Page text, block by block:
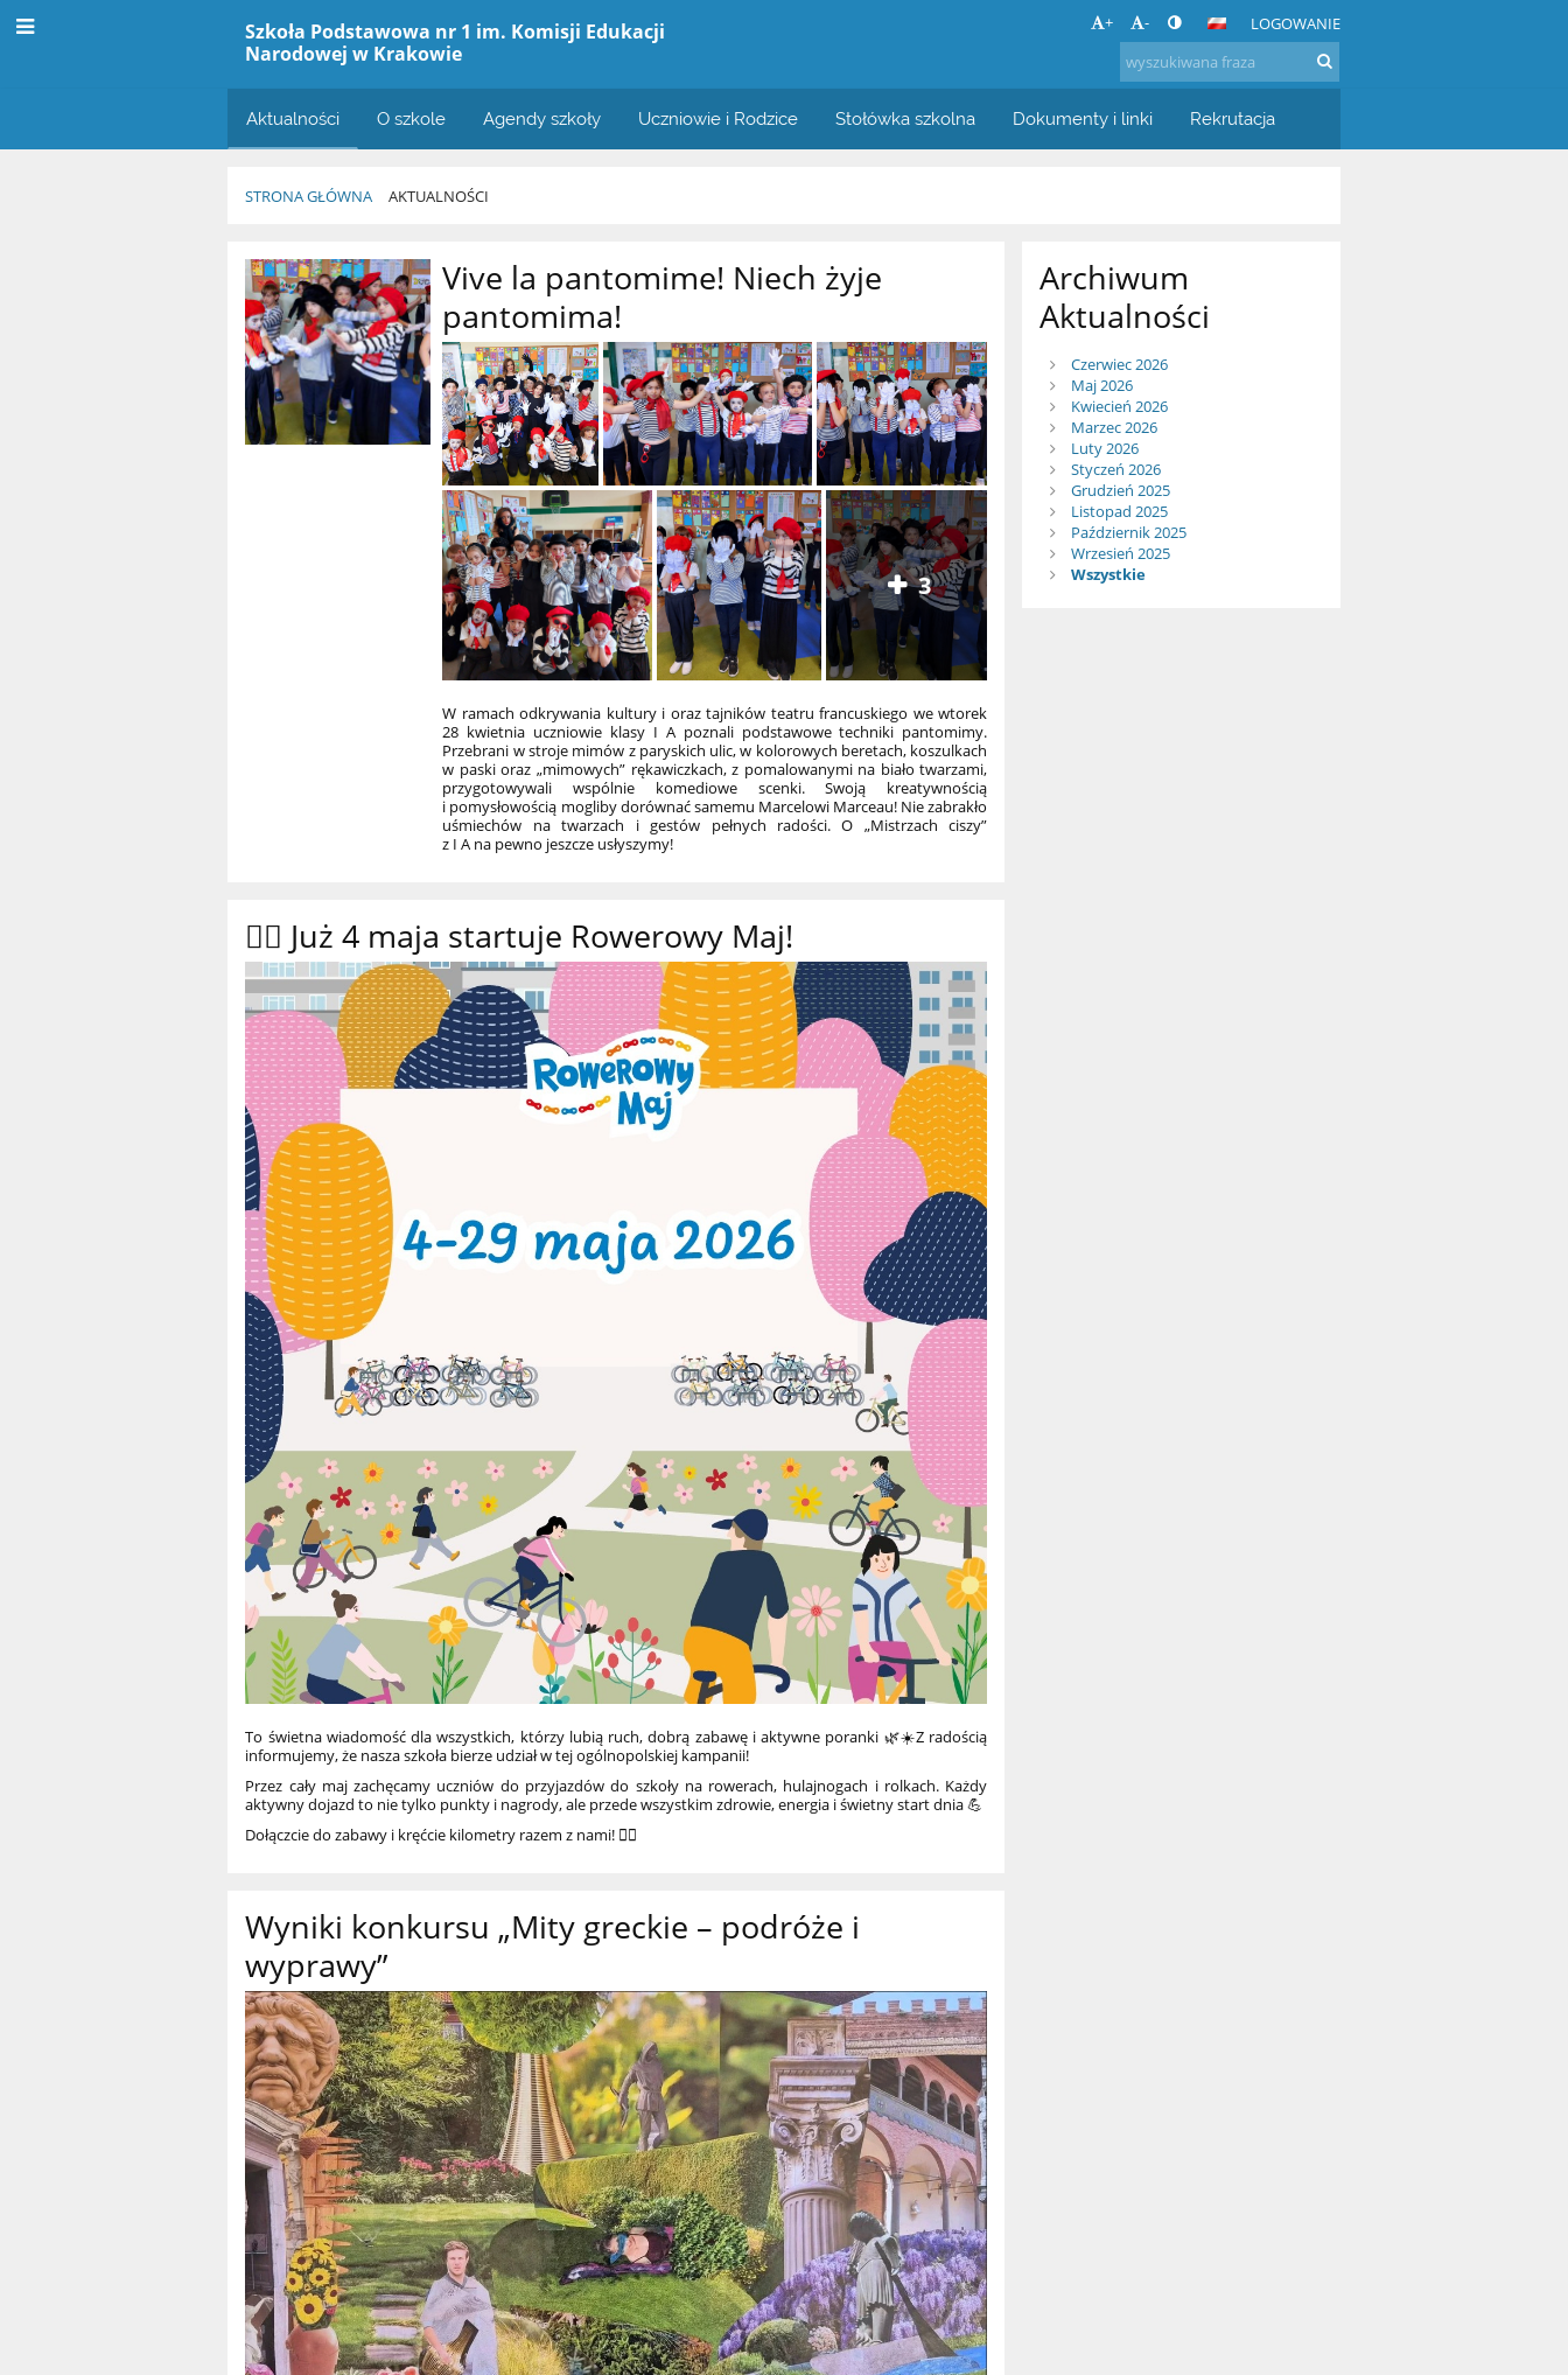
Szkoła Podstawowa nr 1 im. Komisji Edukacji
Narodowej w Krakowie
+ - LOGOWANIE
Aktualności O szkole Agendy szkoły Uczniowie i Rodzice Stołówka szkolna Dokumenty i linki Rekrutacja
STRONA GŁÓWNA AKTUALNOŚCI
Aktualności
Vive la pantomime! Niech żyje
pantomima!
3
W ramach odkrywania kultury i oraz tajników teatru francuskiego we wtorek
28 kwietnia uczniowie klasy I A poznali podstawowe techniki pantomimy.
Przebrani w stroje mimów z paryskich ulic, w kolorowych beretach, koszulkach
w paski oraz „mimowych” rękawiczkach, z pomalowanymi na biało twarzami,
przygotowywali wspólnie komediowe scenki. Swoją kreatywnością
i pomysłowością mogliby dorównać samemu Marcelowi Marceau! Nie zabrakło
uśmiechów na twarzach i gestów pełnych radości. O „Mistrzach ciszy”
z I A na pewno jeszcze usłyszymy!
🚴‍♀️ Już 4 maja startuje Rowerowy Maj!
To świetna wiadomość dla wszystkich, którzy lubią ruch, dobrą zabawę i aktywne poranki 🌿☀️Z radością
informujemy, że nasza szkoła bierze udział w tej ogólnopolskiej kampanii!
Przez cały maj zachęcamy uczniów do przyjazdów do szkoły na rowerach, hulajnogach i rolkach. Każdy
aktywny dojazd to nie tylko punkty i nagrody, ale przede wszystkim zdrowie, energia i świetny start dnia 💪
Dołączcie do zabawy i kręćcie kilometry razem z nami! 🚴‍♂️
Wyniki konkursu „Mity greckie – podróże i
wyprawy”
Archiwum
Aktualności
Czerwiec 2026
Maj 2026
Kwiecień 2026
Marzec 2026
Luty 2026
Styczeń 2026
Grudzień 2025
Listopad 2025
Październik 2025
Wrzesień 2025
Wszystkie